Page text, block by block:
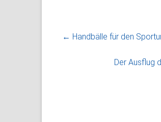
← Handbälle für den
Der Ausflug